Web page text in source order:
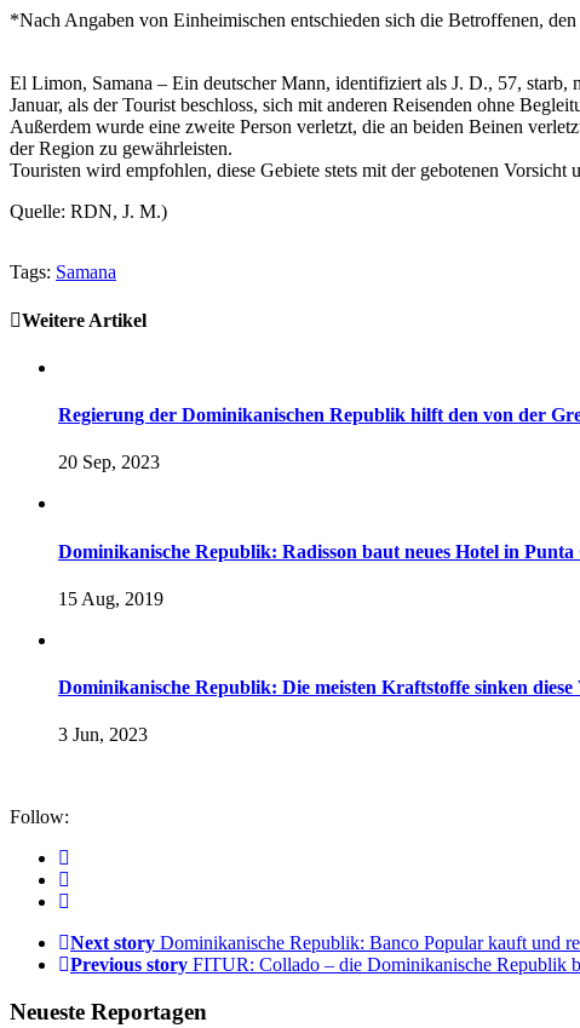
*Nach Angaben von Einheimischen entschieden sich die Betroffenen,
El Limon, Samana – Ein deutscher Mann, identifiziert als J. D., 57,
Januar, als der Tourist beschloss, sich mit anderen Reisenden ohne
Außerdem wurde eine zweite Person verletzt, die an beiden Beinen
der Region zu gewährleisten.
Touristen wird empfohlen, diese Gebiete stets mit der gebotenen
Quelle: RDN, J. M.)
Tags: Samana
Weitere Artikel
Regierung der Dominikanischen Republik hilft den von der
20 Sep, 2023
Dominikanische Republik: Radisson baut neues Hotel in
15 Aug, 2019
Dominikanische Republik: Die meisten Kraftstoffe sinken diese
3 Jun, 2023
Follow:
Next story Dominikanische Republik: Banco Popular kauft
Previous story FITUR: Collado – die Dominikanische Republik
Neueste Reportagen